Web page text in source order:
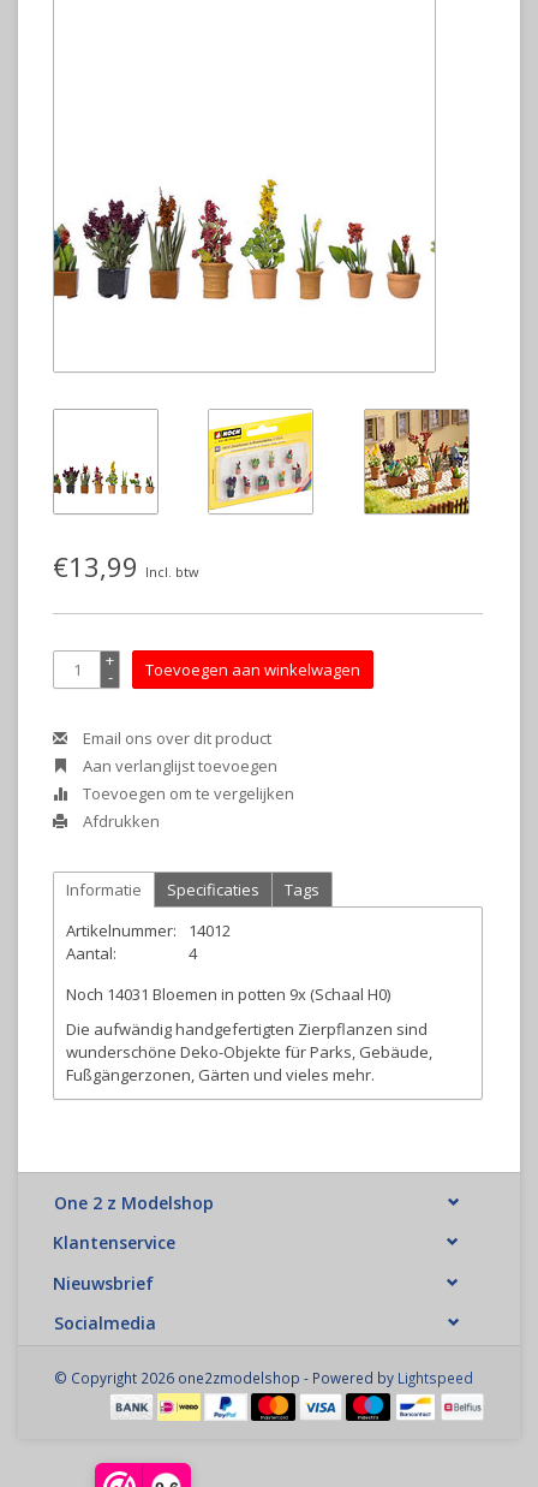
€13,99 Incl. btw
+
- Toevoegen aan winkelwagen
Email ons over dit product
Aan verlanglijst toevoegen
Toevoegen om te vergelijken
Afdrukken
Informatie Specificaties
Tags
Artikelnummer:
14012
Aantal:
4
Noch 14031 Bloemen in potten 9x (Schaal H0)
Die aufwändig handgefertigten Zierpflanzen sind
wunderschöne Deko-Objekte für Parks, Gebäude,
Fußgängerzonen, Gärten und vieles mehr.
One 2 z Modelshop
Klantenservice
Nieuwsbrief
Socialmedia
© Copyright 2026 one2zmodelshop - Powered by Lightspeed